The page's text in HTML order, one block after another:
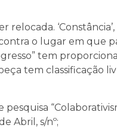
relocada.
o lugar em que
tem
tem classificação
Abril, s/nº;